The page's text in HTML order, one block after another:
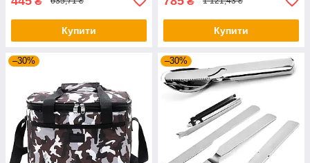
Купити Купити
–30% –30%